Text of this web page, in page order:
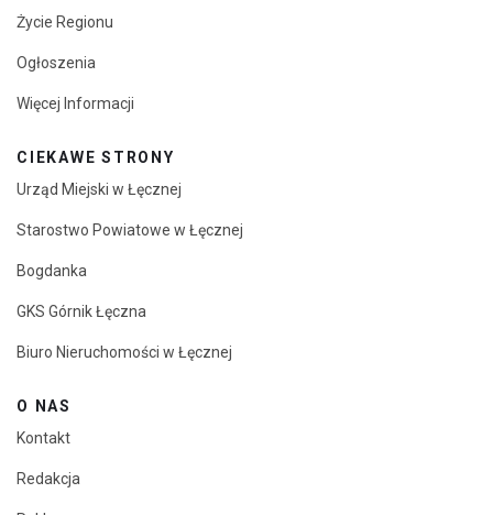
Życie Regionu
Ogłoszenia
Więcej Informacji
CIEKAWE STRONY
Urząd Miejski w Łęcznej
Starostwo Powiatowe w Łęcznej
Bogdanka
GKS Górnik Łęczna
Biuro Nieruchomości w Łęcznej
O NAS
Kontakt
Redakcja